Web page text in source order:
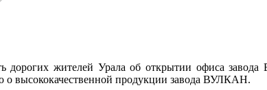
дорогих жителей Урала об открытии офиса
высококачественной продукции завода ВУЛКАН.